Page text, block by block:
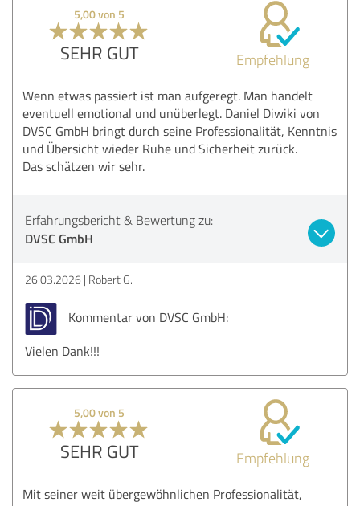
5,00 von 5
SEHR GUT Empfehlung
Wenn etwas passiert ist man aufgeregt. Man handelt
eventuell emotional und unüberlegt. Daniel Diwiki von
DVSC GmbH bringt durch seine Professionalität, Kenntnis
und Übersicht wieder Ruhe und Sicherheit zurück.
Das schätzen wir sehr.
Erfahrungsbericht & Bewertung zu:
DVSC GmbH
26.03.2026 Robert G.
Kommentar von DVSC GmbH:
Vielen Dank!!!
5,00 von 5
SEHR GUT Empfehlung
Mit seiner weit übergewöhnlichen Professionalität,